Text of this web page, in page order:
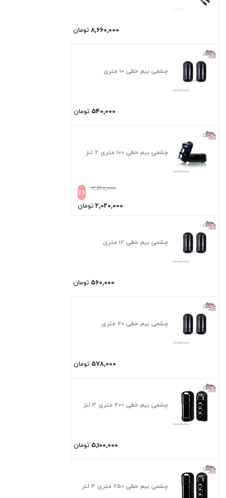
8,660,000تومان
چشمی بیم خطی 10 متری
540,000 تومان
چشمی بیم خطی 100 متری 2 لنز
٪6 2,160,000
2,020,000تومان
چشمی بیم خطی 12 متری
560,000 تومان
چشمی بیم خطی 20 متری
578,000 تومان
چشمی بیم خطی 200 متری 3 لنز
5,100,000 تومان
چشمی بیم خطی 250 متری 3 لنز